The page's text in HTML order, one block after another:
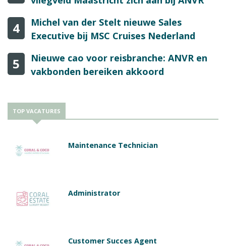
4
Michel van der Stelt nieuwe Sales
Executive bij MSC Cruises Nederland
5
Nieuwe cao voor reisbranche: ANVR en
vakbonden bereiken akkoord
TOP VACATURES
Maintenance Technician
Administrator
Customer Succes Agent